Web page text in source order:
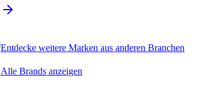
Entdecke weitere Marken aus anderen Branchen
Alle Brands anzeigen